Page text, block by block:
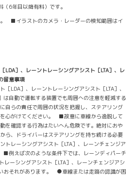
6年目以降有料）です。
■イラストのカメラ・レーダーの検知範囲はイ
LDA］、レーントレーシングアシスト［LTA］、レ
留意事項
LDA］、レーントレーシングアシスト［LTA］、
は自動で運転する装置でも周囲への注意を軽減する
自らの責任で周囲の状況を把握し、ステアリング
心がけてください。 ■故意に車線から逸脱して
を確認する行為はたいへん危険です。絶対におや
、ドライバーはステアリングを持ち続ける必要
トレーシングアシスト［LTA］、レーンチェンジア
■例えば次のような条件下では、レーンディパーチ
レーシングアシスト［LTA］、レーンチェンジアシ
おそれがあります。 ●車線または走路の認識が困